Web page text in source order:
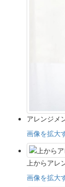
アレンジメ
画像を拡大
上からアレ
画像を拡大